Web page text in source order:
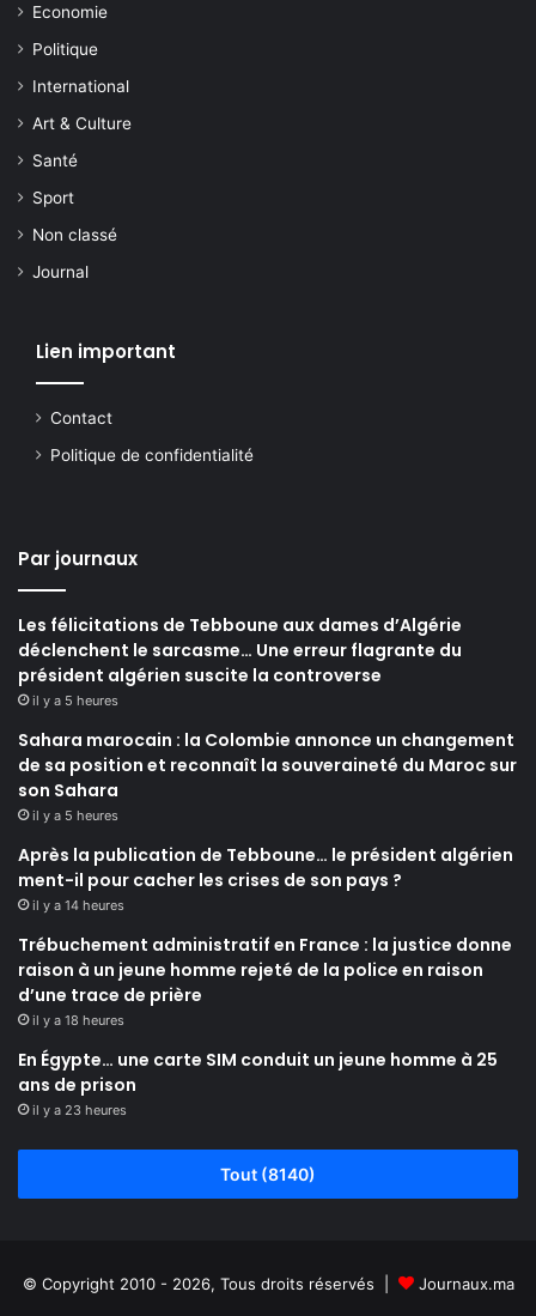
Economie
Politique
International
Art & Culture
Santé
Sport
Non classé
Journal
Lien important
Contact
Politique de confidentialité
Par journaux
Les félicitations de Tebboune aux dames d’Algérie
déclenchent le sarcasme… Une erreur flagrante du
président algérien suscite la controverse
il y a 5 heures
Sahara marocain : la Colombie annonce un changement
de sa position et reconnaît la souveraineté du Maroc sur
son Sahara
il y a 5 heures
Après la publication de Tebboune… le président algérien
ment-il pour cacher les crises de son pays ?
il y a 14 heures
Trébuchement administratif en France : la justice donne
raison à un jeune homme rejeté de la police en raison
d’une trace de prière
il y a 18 heures
En Égypte… une carte SIM conduit un jeune homme à 25
ans de prison
il y a 23 heures
Tout (8140)
© Copyright 2010 - 2026, Tous droits réservés | Journaux.ma